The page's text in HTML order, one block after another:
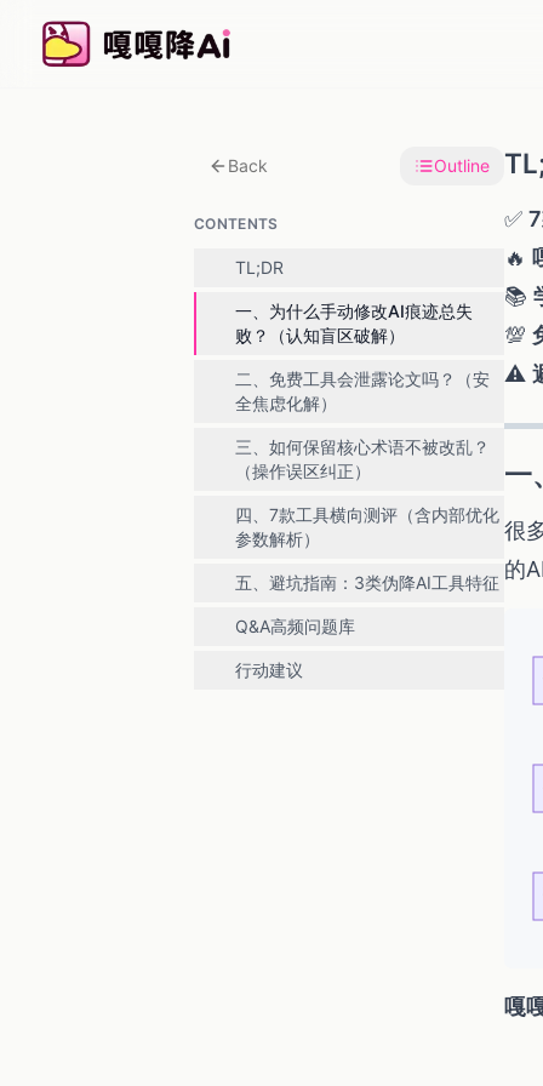
Back Outline
CONTENTS
TL;DR
一、为什么手动修改AI痕迹总失
败？（认知盲区破解）
二、免费工具会泄露论文吗？（安
全焦虑化解）
三、如何保留核心术语不被改乱？
（操作误区纠正）
四、7款工具横向测评（含内部优化
参数解析）
五、避坑指南：3类伪降AI工具特征
Q&A高频问题库
行动建议
✅
🔥
📚
💯
⚠️
一
很
的
嘎